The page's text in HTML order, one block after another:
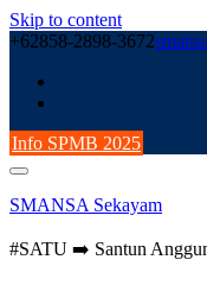
Skip to content
+62858-2898-3672
Info SPMB 2025
SMANSA Sekayam
#SATU ➡️ Santun